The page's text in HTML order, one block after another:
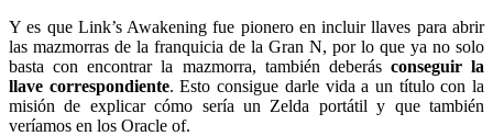
Y es que Link’s Awakening fue pionero en incluir llaves para abrir
las mazmorras de la franquicia de la Gran N, por lo que ya no solo
basta con encontrar la mazmorra, también deberás conseguir la
llave correspondiente. Esto consigue darle vida a un título con la
misión de explicar cómo sería un Zelda portátil y que también
veríamos en los Oracle of.